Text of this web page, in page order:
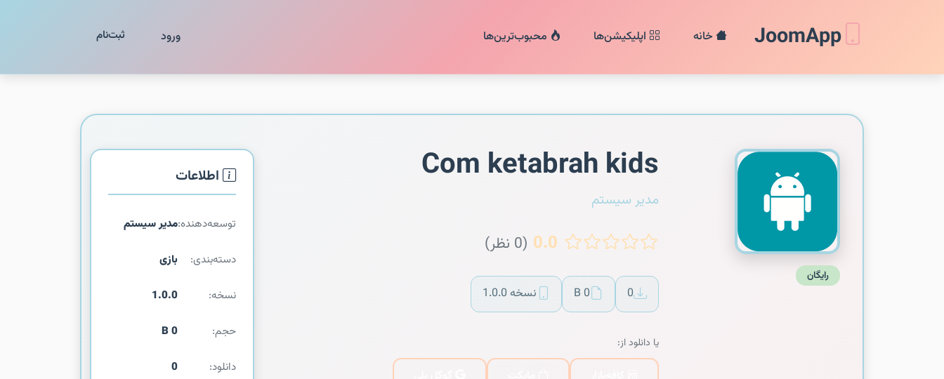
JoomApp خانه اپلیکیشن‌ها محبوب‌ترین‌ها ورود ثبت‌نام
رایگان
Com ketabrah kids
مدیر سیستم
0.0 (0 نظر)
0
0 B نسخه 1.0.0
یا دانلود از:
اطلاعات
توسعه‌دهنده:مدیر سیستم
دسته‌بندی: بازی
نسخه: 1.0.0
حجم: 0 B
دانلود: 0